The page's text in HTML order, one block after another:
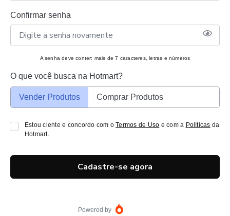
Confirmar senha
A senha deve conter: mais de 7 caracteres, letras e números
O que você busca na Hotmart?
Vender Produtos Comprar Produtos
Estou ciente e concordo com oTermos de Uso e com a Políticas da
Hotmart.
Cadastre-se agora
Powered by